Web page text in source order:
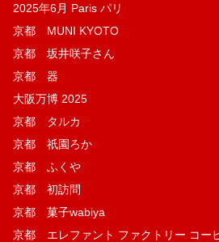
2025年6月 Paris パリ
京都 MUNI KYOTO
京都 坂井咲子さん
京都 器
大阪万博 2025
京都 タルカ
京都 祇園ろか
京都 ふくや
京都 初訪問
京都 菓子wabiya
京都 エレファント ファクトリー コー